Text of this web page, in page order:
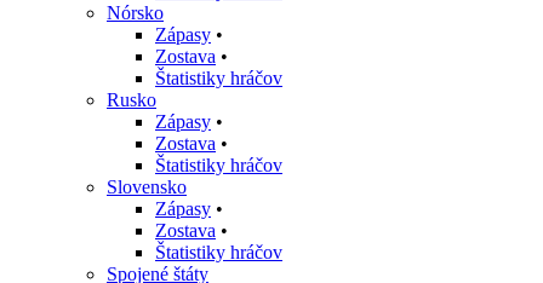
Nórsko
Zápasy •
Zostava •
Štatistiky hráčov
Rusko
Zápasy •
Zostava •
Štatistiky hráčov
Slovensko
Zápasy •
Zostava •
Štatistiky hráčov
Spojené štáty